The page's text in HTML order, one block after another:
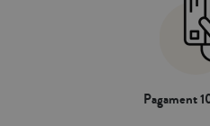
Pagament